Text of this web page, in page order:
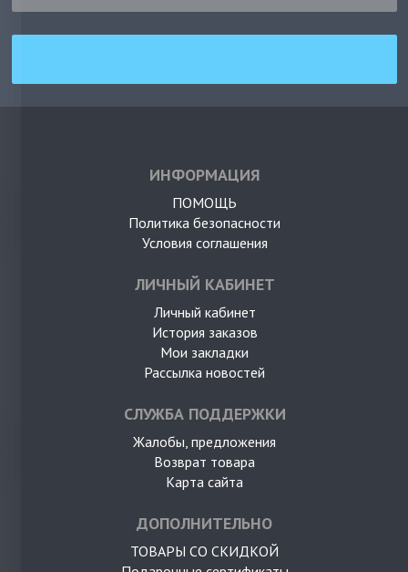
ИНФОРМАЦИЯ
ПОМОЩЬ
Политика безопасности
Условия соглашения
ЛИЧНЫЙ КАБИНЕТ
Личный кабинет
История заказов
Мои закладки
Рассылка новостей
СЛУЖБА ПОДДЕРЖКИ
Жалобы, предложения
Возврат товара
Карта сайта
ДОПОЛНИТЕЛЬНО
ТОВАРЫ СО СКИДКОЙ